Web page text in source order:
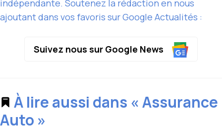
indépendante. Soutenez la rédaction en nous
ajoutant dans vos favoris sur Google Actualités :
Suivez nous sur Google News
À lire aussi dans « Assurance
Auto »